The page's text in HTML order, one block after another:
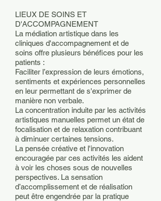
LIEUX DE SOINS ET
D'ACCOMPAGNEMENT
La médiation artistique dans les
cliniques d'accompagnement et de
soins offre plusieurs bénéfices pour les
patients :
Faciliter l’expression de leurs émotions,
sentiments et expériences personnelles
en leur permettant de s'exprimer de
manière non verbale.
La concentration induite par les activités
artistiques manuelles permet un état de
focalisation et de relaxation contribuant
à diminuer certaines tensions.
La pensée créative et l'innovation
encouragée par ces activités les aident
à voir les choses sous de nouvelles
perspectives. La sensation
d’accomplissement et de réalisation
peut être engendrée par la pratique